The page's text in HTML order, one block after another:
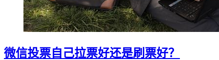
微信投票自己拉票好还是刷票好？